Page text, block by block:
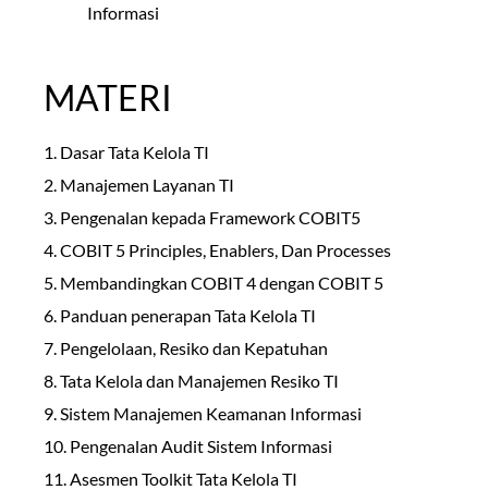
Informasi
MATERI
1. Dasar Tata Kelola TI
2. Manajemen Layanan TI
3. Pengenalan kepada Framework COBIT5
4. COBIT 5 Principles, Enablers, Dan Processes
5. Membandingkan COBIT 4 dengan COBIT 5
6. Panduan penerapan Tata Kelola TI
7. Pengelolaan, Resiko dan Kepatuhan
8. Tata Kelola dan Manajemen Resiko TI
9. Sistem Manajemen Keamanan Informasi
10. Pengenalan Audit Sistem Informasi
11. Asesmen Toolkit Tata Kelola TI